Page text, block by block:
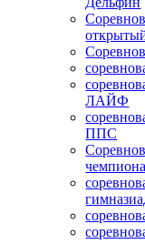
ЛАЙФ
ППС